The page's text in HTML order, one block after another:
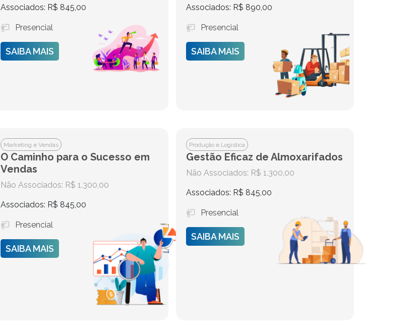
Associados: R$ 845,00
Presencial
SAIBA MAIS
Associados: R$ 890,00
Presencial
SAIBA MAIS
Marketing e Vendas
O Caminho para o Sucesso em
Vendas
Não Associados: R$ 1.300,00
Associados: R$ 845,00
Presencial
SAIBA MAIS
Produção e Logística
Gestão Eficaz de Almoxarifados
Não Associados: R$ 1.300,00
Associados: R$ 845,00
Presencial
SAIBA MAIS